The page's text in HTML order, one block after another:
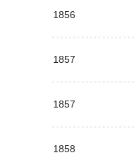
1856
1857
1857
1858